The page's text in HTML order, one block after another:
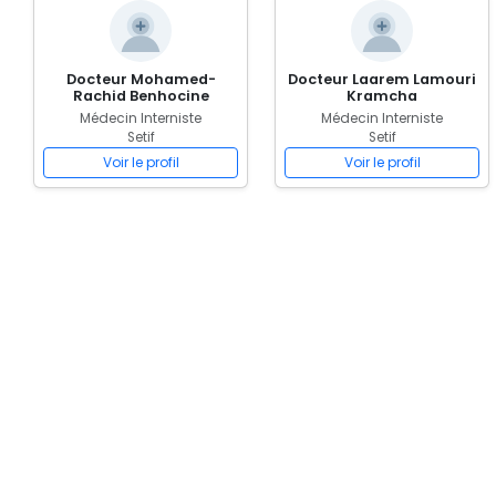
Docteur Mohamed-
Rachid Benhocine
Médecin Interniste
Setif
Voir le profil
Docteur Laarem Lamouri
Kramcha
Médecin Interniste
Setif
Voir le profil